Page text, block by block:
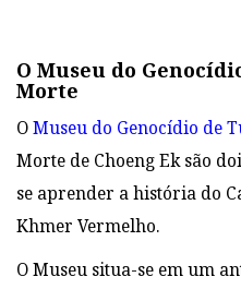
O Museu do
Morte
OMuseu do Genocídio de
Morte de Choeng Ek são
se aprender a história do
Khmer Vermelho.
O Museu situa-se em um